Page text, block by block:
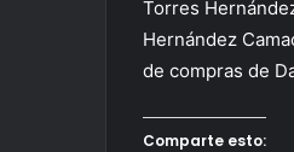
Torres
Hernández
de compras de
Comparte esto: